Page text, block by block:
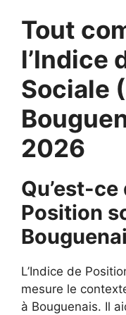
Tout
l’Indice
Sociale
2026
Qu’est-ce
Position
L’Indice de
mesure le
à Bouguenais. Il